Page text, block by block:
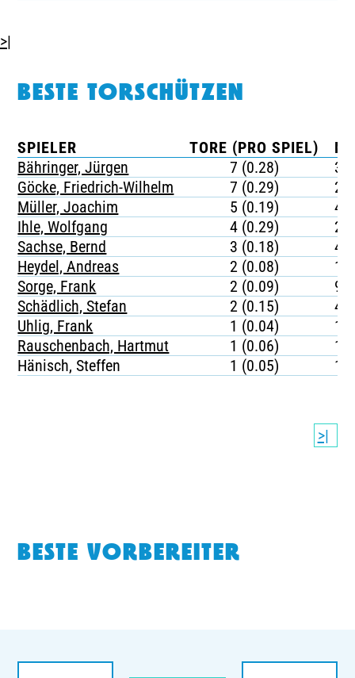
>|
BESTE TORSCHÜTZEN
SPIELER TORE (PRO SPIEL)
Bähringer, Jürgen
7 (0.28)
Göcke, Friedrich-Wilhelm
7 (0.29)
Müller, Joachim
5 (0.19)
Ihle, Wolfgang
4 (0.29)
Sachse, Bernd
3 (0.18)
Heydel, Andreas
2 (0.08)
Sorge, Frank
2 (0.09)
Schädlich, Stefan
2 (0.15)
Uhlig, Frank
1 (0.04)
Rauschenbach, Hartmut
1 (0.06)
Hänisch, Steffen
1 (0.05)
>|
BESTE VORBEREITER